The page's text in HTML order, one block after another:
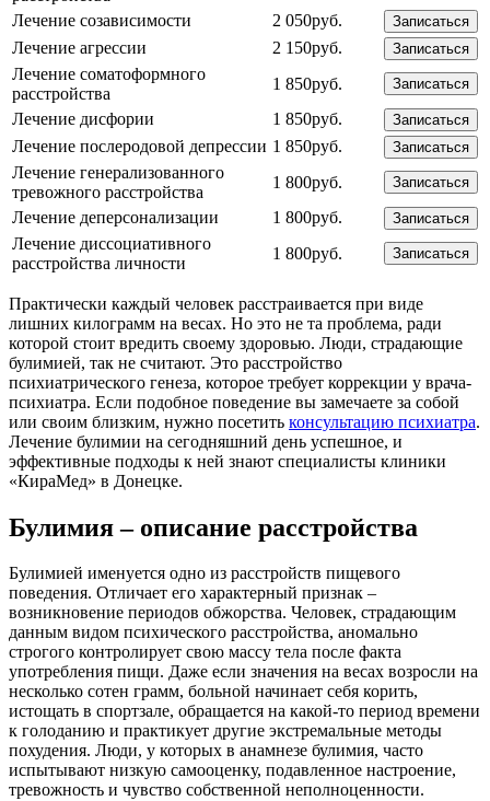
Лечение созависимости
2 050руб. Записаться
Лечение агрессии 2 150руб. Записаться
Лечение соматоформного
расстройства
1 850руб. Записаться
Лечение дисфории 1 850руб. Записаться
Лечение послеродовой депрессии 1 850руб. Записаться
Лечение генерализованного
тревожного расстройства
1 800руб. Записаться
Лечение деперсонализации 1 800руб. Записаться
Лечение диссоциативного
расстройства личности
1 800руб. Записаться
Практически каждый человек расстраивается при виде
лишних килограмм на весах. Но это не та проблема, ради
которой стоит вредить своему здоровью. Люди, страдающие
булимией, так не считают. Это расстройство
психиатрического генеза, которое требует коррекции у врача-
психиатра. Если подобное поведение вы замечаете за собой
или своим близким, нужно посетить консультацию психиатра.
Лечение булимии на сегодняшний день успешное, и
эффективные подходы к ней знают специалисты клиники
«КираМед» в Донецке.
Булимия – описание расстройства
Булимией именуется одно из расстройств пищевого
поведения. Отличает его характерный признак –
возникновение периодов обжорства. Человек, страдающим
данным видом психического расстройства, аномально
строгого контролирует свою массу тела после факта
употребления пищи. Даже если значения на весах возросли на
несколько сотен грамм, больной начинает себя корить,
истощать в спортзале, обращается на какой-то период времени
к голоданию и практикует другие экстремальные методы
похудения. Люди, у которых в анамнезе булимия, часто
испытывают низкую самооценку, подавленное настроение,
тревожность и чувство собственной неполноценности.